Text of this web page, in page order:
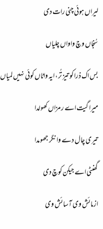
لیراں ہوئی چنی رات دی
سُنجاں وچ واواں چلیاں
بس اک ذرا کو تیز تُر، ایہ واٹاں کوئی نہیں لمیاں
میرا گیت اے رمزاں کھولدا
تیری چال دے وانگر جھومدا
گھنٹی اے جیکن کوچ دی
ازمائش وی آسائش وی